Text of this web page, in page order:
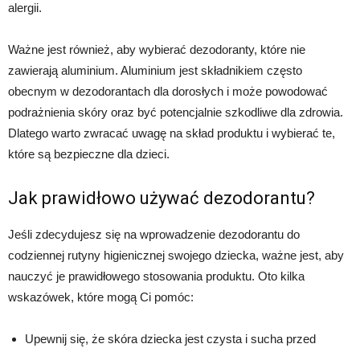
alergii.
Ważne jest również, aby wybierać dezodoranty, które nie
zawierają aluminium. Aluminium jest składnikiem często
obecnym w dezodorantach dla dorosłych i może powodować
podrażnienia skóry oraz być potencjalnie szkodliwe dla zdrowia.
Dlatego warto zwracać uwagę na skład produktu i wybierać te,
które są bezpieczne dla dzieci.
Jak prawidłowo używać dezodorantu?
Jeśli zdecydujesz się na wprowadzenie dezodorantu do
codziennej rutyny higienicznej swojego dziecka, ważne jest, aby
nauczyć je prawidłowego stosowania produktu. Oto kilka
wskazówek, które mogą Ci pomóc:
Upewnij się, że skóra dziecka jest czysta i sucha przed